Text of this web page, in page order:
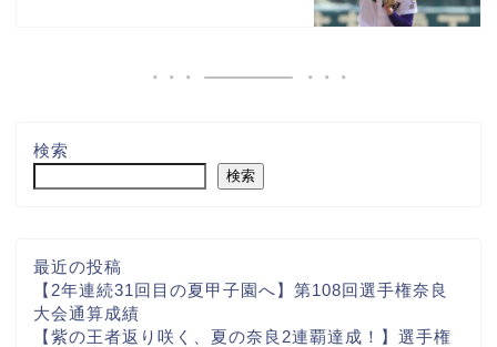
検索
検索
最近の投稿
【2年連続31回目の夏甲子園へ】第108回選手権奈良
大会通算成績
【紫の王者返り咲く、夏の奈良2連覇達成！】選手権